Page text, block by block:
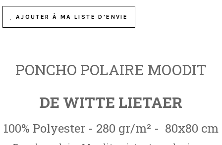
AJOUTER À MA LISTE D'ENVIE
PONCHO POLAIRE MOODIT
DE WITTE LIETAER
100% Polyester - 280 gr/m² - 80x80 cm